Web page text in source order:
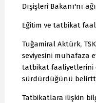
Dışişleri Bakanı'nı
Eğitim ve tatbikat
Tuğamiral Aktürk,
seviyesini muhafaza
tatbikat faaliyetlerini
sürdürdüğünü
Tatbikatlara ilişkin